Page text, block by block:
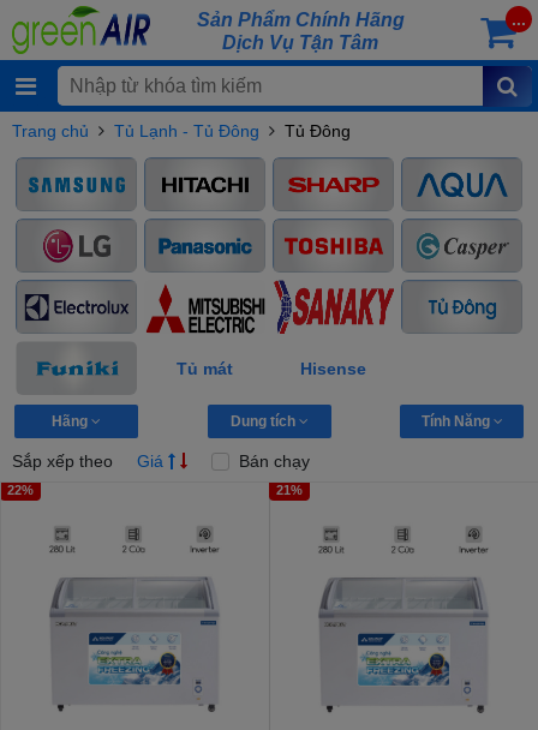
Sản Phẩm Chính Hãng
Dịch Vụ Tận Tâm
...
Trang chủ Tủ Lạnh - Tủ Đông Tủ Đông
Tủ mát Hisense
Hãng Dung tích Tính Năng
Sắp xếp theo Giá Bán chạy
22% 21%